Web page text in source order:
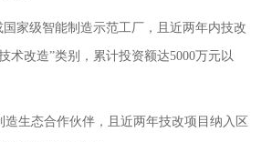
国家级智能制造示范工厂，且近两年内技改
术改造”类别，累计投资额达5000万元以
生态合作伙伴，且近两年技改项目纳入区